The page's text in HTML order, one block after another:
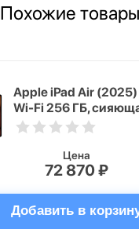
Похожие товары
Apple iPad Air
Wi-Fi 256 ГБ,
Цена
72 870 ₽
Добавить в